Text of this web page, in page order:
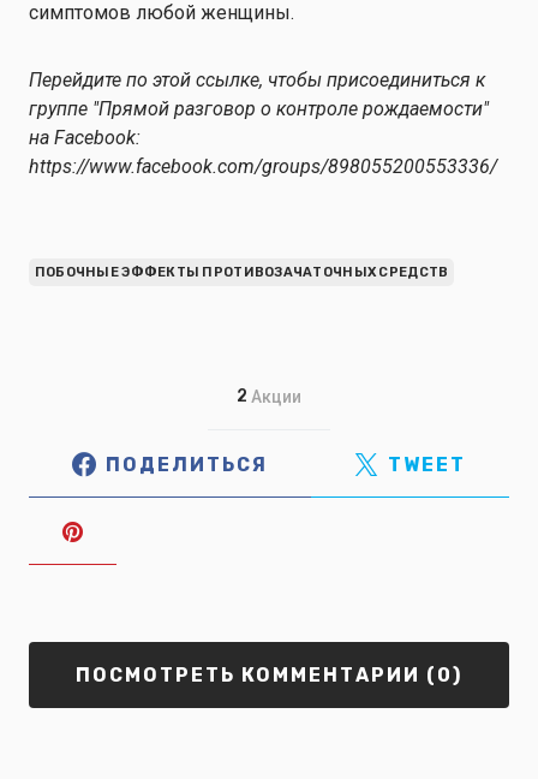
симптомов любой женщины.
Перейдите по этой ссылке, чтобы присоединиться к
группе "Прямой разговор о контроле рождаемости"
на Facebook:
https://www.facebook.com/groups/898055200553336/
ПОБОЧНЫЕ ЭФФЕКТЫ ПРОТИВОЗАЧАТОЧНЫХ СРЕДСТВ
2 Акции
ПОДЕЛИТЬСЯ TWEET
ПОСМОТРЕТЬ КОММЕНТАРИИ (0)